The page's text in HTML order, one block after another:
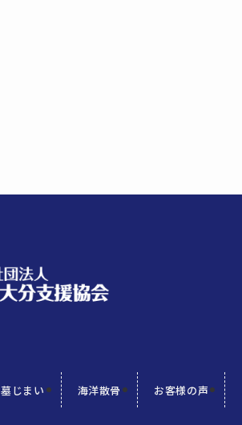
墓じまい 海洋散骨 お客様の声